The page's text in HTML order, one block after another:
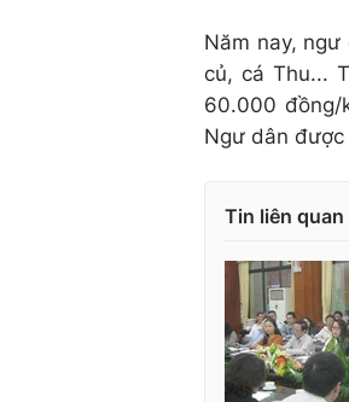
Năm nay,
củ, cá Thu...
60.000 đồng/
Ngư dân
Tin liên quan